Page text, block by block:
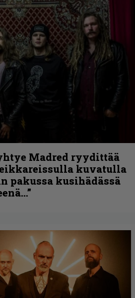
Madred ryydittää
kuvatulla
pakussa kusihädässä